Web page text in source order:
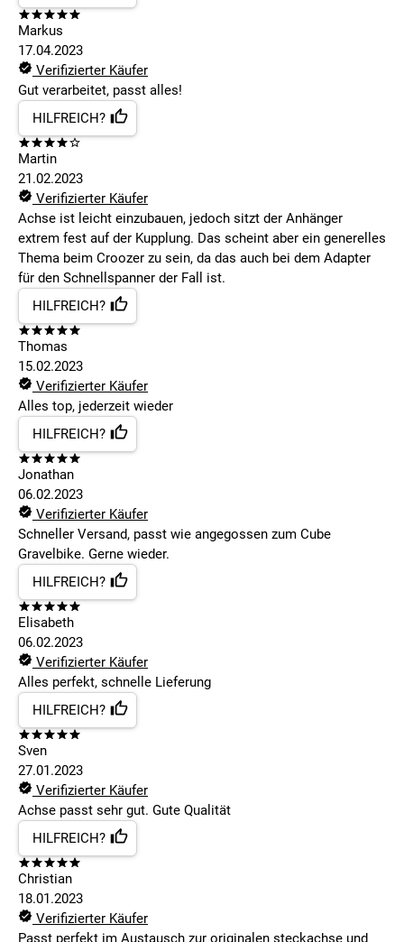
Markus
17.04.2023
Verifizierter Käufer
Gut verarbeitet, passt alles!
HILFREICH?
Martin
21.02.2023
Verifizierter Käufer
Achse ist leicht einzubauen, jedoch sitzt der Anhänger
extrem fest auf der Kupplung. Das scheint aber ein generelles
Thema beim Croozer zu sein, da das auch bei dem Adapter
für den Schnellspanner der Fall ist.
HILFREICH?
Thomas
15.02.2023
Verifizierter Käufer
Alles top, jederzeit wieder
HILFREICH?
Jonathan
06.02.2023
Verifizierter Käufer
Schneller Versand, passt wie angegossen zum Cube
Gravelbike. Gerne wieder.
HILFREICH?
Elisabeth
06.02.2023
Verifizierter Käufer
Alles perfekt, schnelle Lieferung
HILFREICH?
Sven
27.01.2023
Verifizierter Käufer
Achse passt sehr gut. Gute Qualität
HILFREICH?
Christian
18.01.2023
Verifizierter Käufer
Passt perfekt im Austausch zur originalen steckachse und